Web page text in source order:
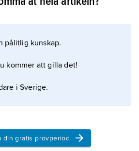
pålitlig kunskap.
kommer att gilla det!
i Sverige.
din gratis provperiod